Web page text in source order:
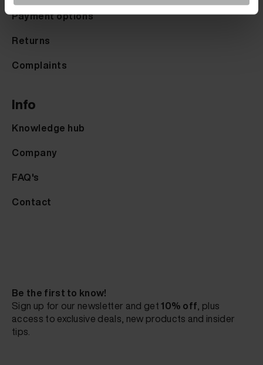
Payment options
Returns
Complaints
Info
Knowledge hub
Company
FAQ's
Contact
Be the first to know!
Sign up for our newsletter and get10% off, plus
access to exclusive deals, new products and insider
tips.